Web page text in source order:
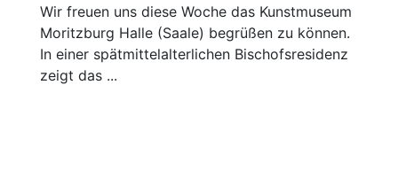
Wir freuen uns diese Woche das Kunstmuseum
Moritzburg Halle (Saale) begrüßen zu können.
In einer spätmittelalterlichen Bischofsresidenz
zeigt das ...